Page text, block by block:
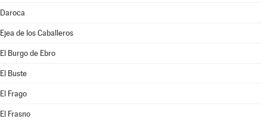
Daroca
Ejea de los Caballeros
El Burgo de Ebro
El Buste
El Frago
El Frasno